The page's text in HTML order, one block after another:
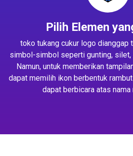
Pilih Elemen
toko tukang cukur logo dianggap
simbol-simbol seperti gunting, silet,
Namun, untuk memberikan
dapat memilih ikon berbentuk
dapat berbicara atas nama